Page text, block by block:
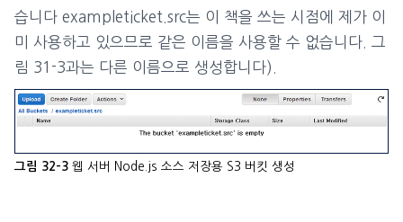
습니다 exampleticket.src는 이 책을 쓰는 시점에 제가 이
미 사용하고 있으므로 같은 이름을 사용할 수 없습니다. 그
림 31-3과는 다른 이름으로 생성합니다).
그림 32-3 웹 서버 Node.js 소스 저장용 S3 버킷 생성